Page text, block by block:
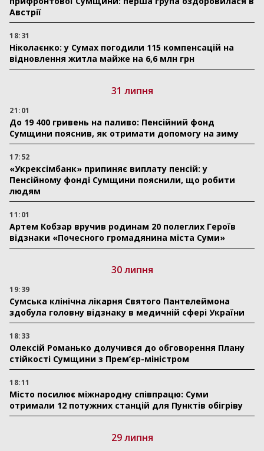
Австрії
18:31
Ніколаєнко: у Сумах погодили 115 компенсацій на
відновлення житла майже на 6,6 млн грн
31 липня
21:01
До 19 400 гривень на паливо: Пенсійний фонд
Сумщини пояснив, як отримати допомогу на зиму
17:52
«Укрексімбанк» припиняє виплату пенсій: у
Пенсійному фонді Сумщини пояснили, що робити
людям
11:01
Артем Кобзар вручив родинам 20 полеглих Героїв
відзнаки «Почесного громадянина міста Суми»
30 липня
19:39
Сумська клінічна лікарня Святого Пантелеймона
здобула головну відзнаку в медичній сфері України
18:33
Олексій Романько долучився до обговорення Плану
стійкості Сумщини з Прем’єр-міністром
18:11
Місто посилює міжнародну співпрацю: Суми
отримали 12 потужних станцій для Пунктів обігріву
29 липня